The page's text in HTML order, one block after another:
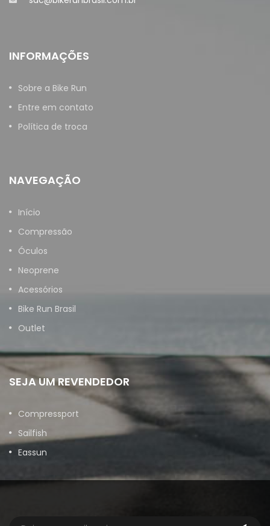
INFORMAÇÕES
Sobre a Bike Run
Entre em contato
Política de troca
NAVEGAÇÃO
Início
Compressão
Óculos
Neoprene
Acessórios
Bike Run Brasil
Outlet
SEJA UM REVENDEDOR
Compressport
Sailfish
Eassun